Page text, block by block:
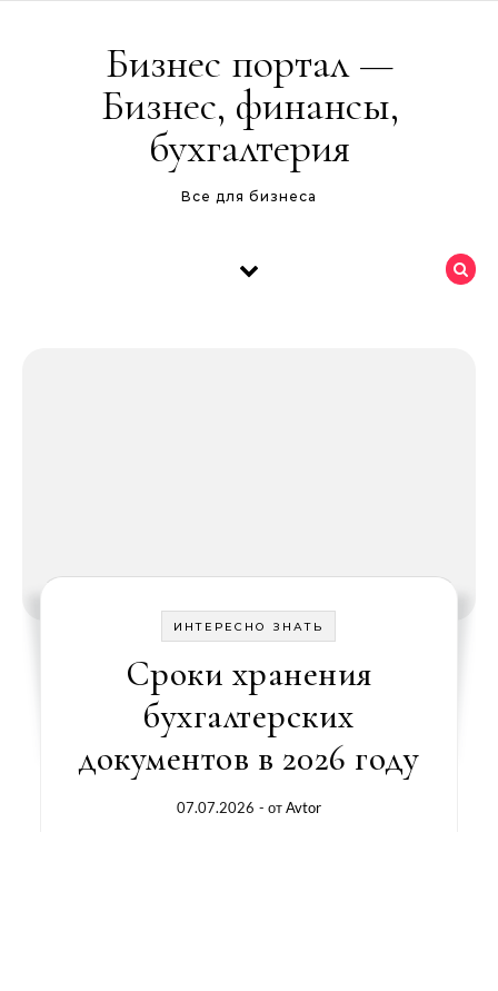
Бизнес портал —
Бизнес, финансы,
бухгалтерия
Все для бизнеса
ИНТЕРЕСНО ЗНАТЬ
Сроки хранения
бухгалтерских
документов в 2026 году
07.07.2026 - отAvtor